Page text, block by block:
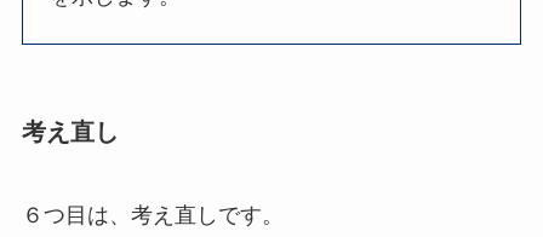
考え直し
６つ目は、考え直しです。